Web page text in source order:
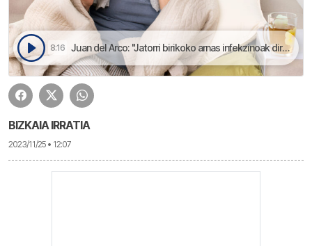
8:16 Juan del Arco: "Jatorri birikoko arnas infekzinoak dira" | Aupa Bizkaia
BIZKAIA IRRATIA
2023/11/25 • 12:07